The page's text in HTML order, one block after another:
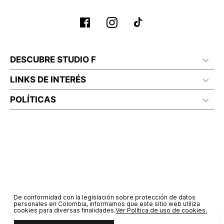
DESCUBRE STUDIO F
LINKS DE INTERÉS
POLÍTICAS
De conformidad con la legislación sobre protección de datos
personales en Colombia, informamos que este sitio web utiliza
cookies para diversas finalidades.Ver Política de uso de cookies.